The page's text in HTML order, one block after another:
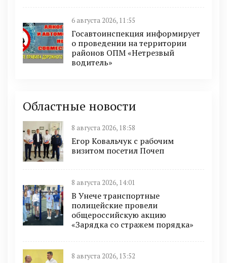
6 августа 2026, 11:55
Госавтоинспекция информирует
о проведении на территории
районов ОПМ «Нетрезвый
водитель»
Областные новости
8 августа 2026, 18:58
Егор Ковальчук с рабочим
визитом посетил Почеп
8 августа 2026, 14:01
В Унече транспортные
полицейские провели
общероссийскую акцию
«Зарядка со стражем порядка»
8 августа 2026, 13:52